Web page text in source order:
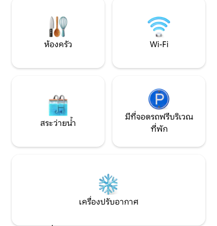
คำขอ เพื่อประสบการณ์สุดหรูที่เป็นส่วนตัว
ความสะดวกระดับ
ความพึงพอใจอย่า
ห้องครัว Wi-Fi
สระว่ายน้ำ
มีที่จอดรถฟรีบริเวณ
ที่พัก
เครื่องปรับอากาศ